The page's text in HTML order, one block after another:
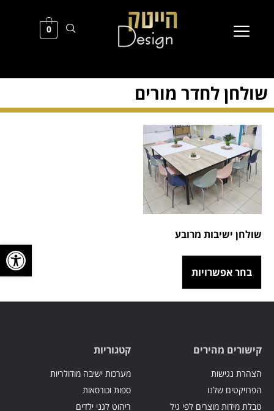
פתח
0
שולחן לחדר מורים
שולחן ישיבות מרובע
בחר אפשרויות
קישורים מהירים
הצהרת נגישות
הפרויקטים שלנו
טבלת מידות מוצרים לפי גיל
קטגוריות
מערכות ישיבה מודולריות
ספות וכורסאות
ריהוט לגני ילדים